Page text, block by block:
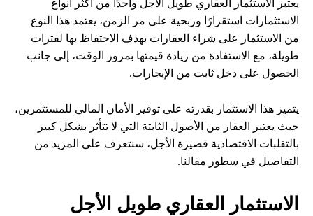
يعتبر الاستثمار العقاري طويل الأجل واحدًا من أكثر أنواع
الاستثمارات استقرارًا وربحية على مر الزمن، يعتمد هذا النوع
من الاستثمار على شراء العقارات بهدف الاحتفاظ بها لفترات
طويلة، مع الاستفادة من زيادة قيمتها بمرور الوقت، إلى جانب
الحصول على دخل ثابت من الإيجارات.
يتميز هذا الاستثمار بقدرته على توفير الأمان المالي للمستثمرين،
حيث يعتبر العقار من الأصول الثابتة التي لا تتأثر بشكل كبير
بالتقلبات الاقتصادية قصيرة الأجل، سنتعرف على المزيد من
التفاصيل في سطور مقالنا.
الاستثمار العقاري طويل الأجل